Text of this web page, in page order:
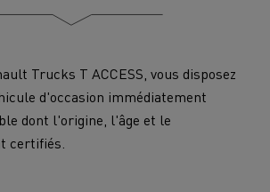
Trucks T ACCESS, vous disposez
d'occasion immédiatement
dont l'origine, l'âge et le
certifiés.